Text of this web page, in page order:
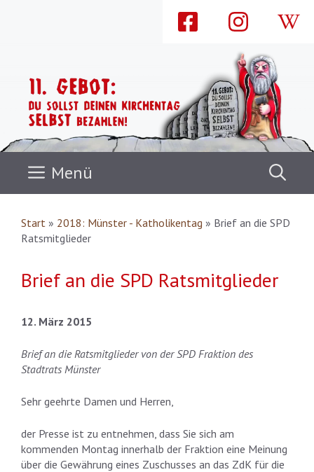
Menü
Start » 2018: Münster - Katholikentag » Brief an die SPD
Ratsmitglieder
Brief an die SPD Ratsmitglieder
12. März 2015
Brief an die Ratsmitglieder von der SPD Fraktion des
Stadtrats Münster
Sehr geehrte Damen und Herren,
der Presse ist zu entnehmen, dass Sie sich am
kommenden Montag innerhalb der Fraktion eine Meinung
über die Gewährung eines Zuschusses an das ZdK für die